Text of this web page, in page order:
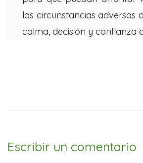
las circunstancias adversas
calma, decisión y confianza
Escribir un comentario